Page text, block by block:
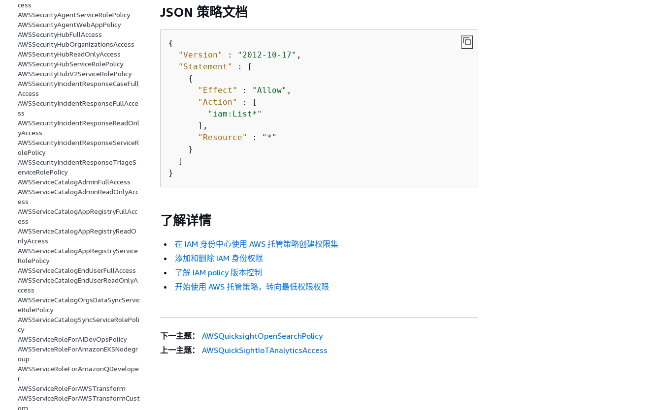
cess
AWSSecurityAgentServiceRolePolicy
AWSSecurityAgentWebAppPolicy
AWSSecurityHubFullAccess
AWSSecurityHubOrganizationsAccess
AWSSecurityHubReadOnlyAccess
AWSSecurityHubServiceRolePolicy
AWSSecurityHubV2ServiceRolePolicy
AWSSecurityIncidentResponseCaseFull
Access
AWSSecurityIncidentResponseFullAcce
ss
AWSSecurityIncidentResponseReadOnl
yAccess
AWSSecurityIncidentResponseServiceR
olePolicy
AWSSecurityIncidentResponseTriageS
erviceRolePolicy
AWSServiceCatalogAdminFullAccess
AWSServiceCatalogAdminReadOnlyAcc
ess
AWSServiceCatalogAppRegistryFullAcc
ess
AWSServiceCatalogAppRegistryReadO
nlyAccess
AWSServiceCatalogAppRegistryService
RolePolicy
AWSServiceCatalogEndUserFullAccess
AWSServiceCatalogEndUserReadOnlyA
ccess
AWSServiceCatalogOrgsDataSyncServic
eRolePolicy
AWSServiceCatalogSyncServiceRolePoli
cy
AWSServiceRoleForAIDevOpsPolicy
AWSServiceRoleForAmazonEKSNodegr
oup
AWSServiceRoleForAmazonQDevelope
r
AWSServiceRoleForAWSTransform
AWSServiceRoleForAWSTransformCust
om
JSON 策略文档
{
"Version"
: "2012-10-17" ,
"Statement"
: [
{
"Effect"
: "Allow" ,
"Action"
: [
"iam:List*"
      ],
"Resource"
:
"*"
    }
  ]
}
了解详情
在 IAM 身份中心使用 AWS 托管策略创建权限集
添加和删除 IAM 身份权限
了解 IAM policy 版本控制
开始使用 AWS 托管策略，转向最低权限权限
下一主题：
AWSQuicksightOpenSearchPolicy
上一主题：
AWSQuickSightIoTAnalyticsAccess